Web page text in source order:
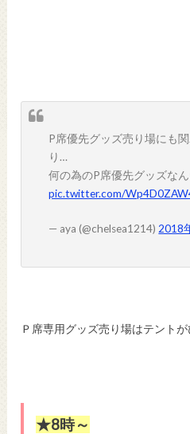
P席優先グッズ売り場にも
り…
何の為のP席優先グッズな
pic.twitter.com/
— aya (@chelsea1214)2018
Ｐ席専用グッズ売り場はテント
★8時～